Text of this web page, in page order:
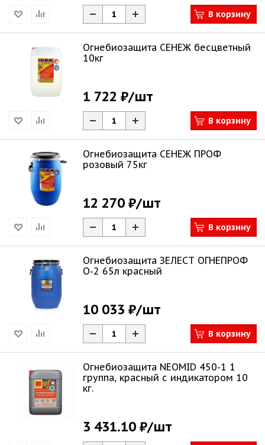
В корзину
Огнебиозащита СЕНЕЖ бесцветный
10кг
1 722 ₽/шт
В корзину
Огнебиозащита СЕНЕЖ ПРОФ
розовый 75кг
12 270 ₽/шт
В корзину
Огнебиозащита ЗЕЛЕСТ ОГНЕПРОФ
О-2 65л красный
10 033 ₽/шт
В корзину
Огнебиозащита NEOMID 450-1 1
группа, красный с индикатором 10
кг.
3 431.10 ₽/шт